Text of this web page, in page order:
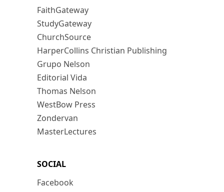
FaithGateway
StudyGateway
ChurchSource
HarperCollins Christian Publishing
Grupo Nelson
Editorial Vida
Thomas Nelson
WestBow Press
Zondervan
MasterLectures
SOCIAL
Facebook